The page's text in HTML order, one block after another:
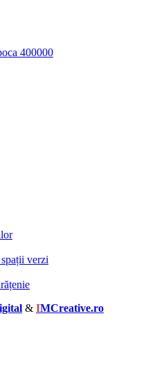
400000
verzi
& IMCreative.ro